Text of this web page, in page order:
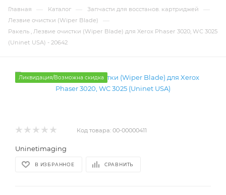
Главная — Каталог — Запчасти для восстанов. картриджей —
Лезвие очистки (Wiper Blade) —
Ракель , Лезвие очистки (Wiper Blade) для Xerox Phaser 3020, WC 3025
(Uninet USA) - 20642
Ликвидация/Возможна скидка
Код товара: 00-00000411
Uninetimaging
В ИЗБРАННОЕ СРАВНИТЬ